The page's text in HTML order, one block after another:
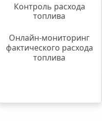
Контроль расхода
топлива
Онлайн-мониторинг
фактического расхода
топлива